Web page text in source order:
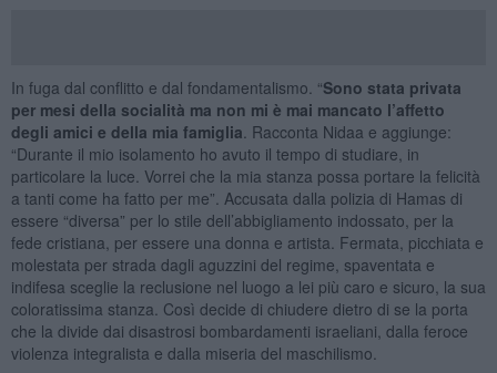
In fuga dal conflitto e dal fondamentalismo. “Sono stata privata
per mesi della socialità ma non mi è mai mancato l’affetto
degli amici e della mia famiglia . Racconta Nidaa e aggiunge:
“Durante il mio isolamento ho avuto il tempo di studiare, in
particolare la luce. Vorrei che la mia stanza possa portare la felicità
a tanti come ha fatto per me”. Accusata dalla polizia di Hamas di
essere “diversa” per lo stile dell’abbigliamento indossato, per la
fede cristiana, per essere una donna e artista. Fermata, picchiata e
molestata per strada dagli aguzzini del regime, spaventata e
indifesa sceglie la reclusione nel luogo a lei più caro e sicuro, la sua
coloratissima stanza. Così decide di chiudere dietro di se la porta
che la divide dai disastrosi bombardamenti israeliani, dalla feroce
violenza integralista e dalla miseria del maschilismo.